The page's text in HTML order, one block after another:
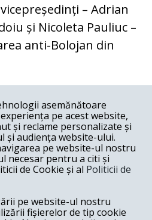
– Adrian
și Nicoleta Pauliuc –
anti-Bolojan din
asemănătoare
pe acest website,
și reclame personalizate și
și audiența website-ului.
pe website-ul nostru
necesar pentru a citi și
de Cookie și al Politicii de
pe website-ul nostru
fișierelor de tip cookie